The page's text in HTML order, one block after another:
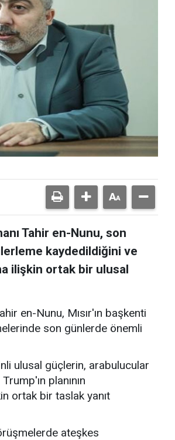
Tahir en-Nunu, son
kaydedildiğini ve
ilişkin ortak bir ulusal
en-Nunu, Mısır'ın başkenti
son günlerde önemli
ulusal güçlerin, arabulucular
planının
ortak bir taslak yanıt
ateşkes